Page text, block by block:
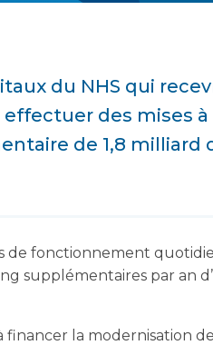
du NHS qui
des mises à
de 1,8 milliard
de fonctionnement
supplémentaires par an
financer la modernisation